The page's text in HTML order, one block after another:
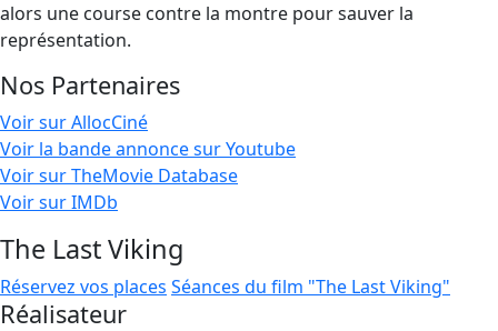
alors une course contre la montre pour sauver la
représentation.
Nos Partenaires
Voir sur AllocCiné
Voir la bande annonce sur Youtube
Voir sur TheMovie Database
Voir sur IMDb
The Last Viking
Réservez vos places Séances du film "The Last Viking"
Réalisateur